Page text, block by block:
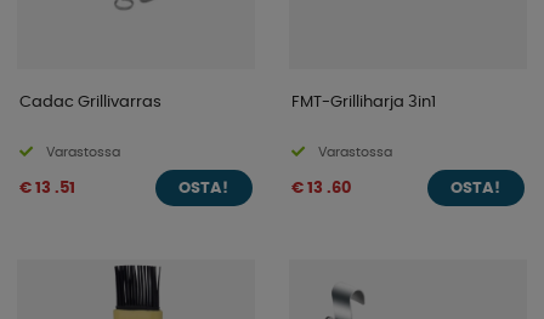
Cadac Grillivarras
Varastossa
€ 13 .51 OSTA!
FMT-Grilliharja 3in1
Varastossa
€ 13 .60 OSTA!